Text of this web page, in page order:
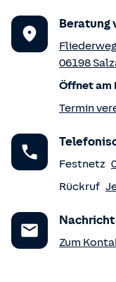
Beratung
06198
Öffnet am
Termin
Festnetz
Rückruf
Zum